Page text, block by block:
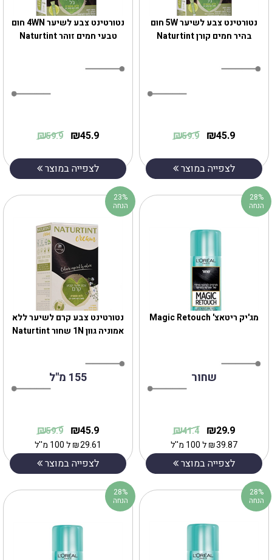
נטורטינט צבע לשיער 4WN חום
טבעי חמים זוהר Naturtint
45.9
₪
59.9
₪
לצפייה במוצר
נטורטינט צבע לשיער 5W חום
בהיר חמים קורן Naturtint
45.9
₪
59.9
₪
לצפייה במוצר
נטורטינט צבע קרם לשיער ללא
אמוניה גוון 1N שחור Naturtint
155 מ''ל
45.9
₪
59.9
₪
29.61
₪ל 100 מ''ל
לצפייה במוצר
23%
הנחה
מג'יק ריטאצ' Magic Retouch
שחור
29.9
₪
41.4
₪
39.87
₪ל 100 מ''ל
לצפייה במוצר
28%
הנחה
28%
הנחה
28%
הנחה